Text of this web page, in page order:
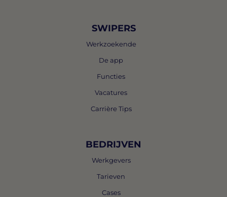
SWIPERS
Werkzoekende
De app
Functies
Vacatures
Carrière Tips
BEDRIJVEN
Werkgevers
Tarieven
Cases